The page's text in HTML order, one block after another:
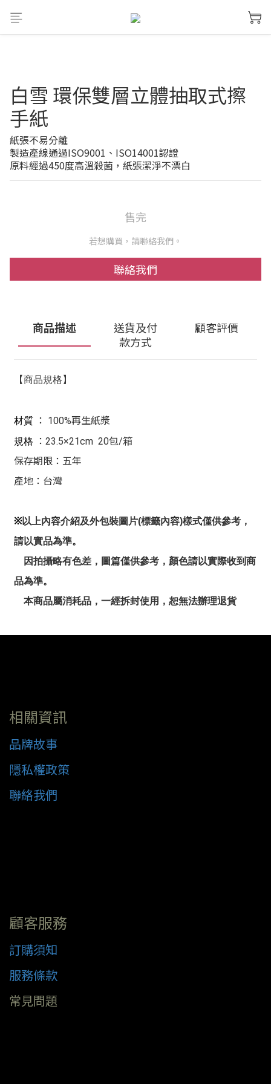
白雪 環保雙層立體抽取式擦
手紙
紙張不易分離
製造產線通過ISO9001、ISO14001認證
原料經過450度高溫殺菌，紙張潔淨不漂白
售完
若想購買，請聯絡我們。
聯絡我們
商品描述
送貨及付
款方式
顧客評價
【商品規格】
材質 ： 100%再生紙漿
規格 ：23.5×21cm 20包/箱
保存期限：五年
產地：台灣
※以上內容介紹及外包裝圖片(標籤內容)樣式僅供參考，
請以實品為準。
因拍攝略有色差，圖篇僅供參考，顏色請以實際收到商
品為準。
本商品屬消耗品，一經拆封使用，恕無法辦理退貨
相關資訊
品牌故事
隱私權政策
聯絡我們
顧客服務
訂購須知
服務條款
常見問題